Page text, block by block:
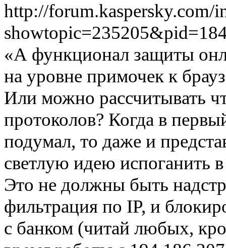
http://forum.kaspersky.com/
«А функционал защиты
на уровне примочек к
Или можно рассчитывать
протоколов? Когда в
подумал, то даже и
светлую идею испоганить
Это не должны быть
фильтрация по IP, и
с банком (читай любых,